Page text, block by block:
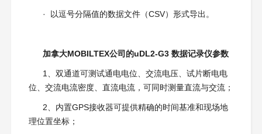
· 以逗号分隔值的数据文件（CSV）形式导出。
加拿大MOBILTEX公司的uDL2-G3 数据记录仪参数
1、双通道可测试通电电位、交流电压、试片断电电
位、交流电流密度、直流电流，可同时测量直流与交流；
2、内置GPS接收器可提供精确的时间基准和现场地
理位置坐标；